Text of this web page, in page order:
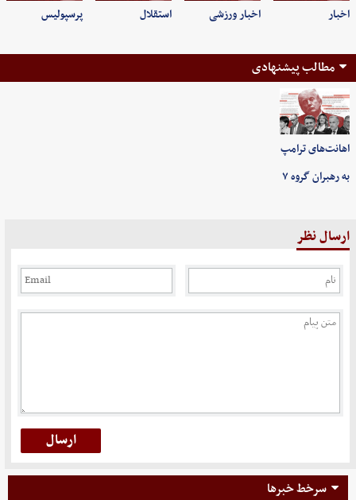
اخبار اخبار ورزشی استقلال پرسپولیس
مطالب پیشنهادی
اهانت‌های ترامپ
به رهبران گروه ۷
ارسال نظر
سرخط خبرها